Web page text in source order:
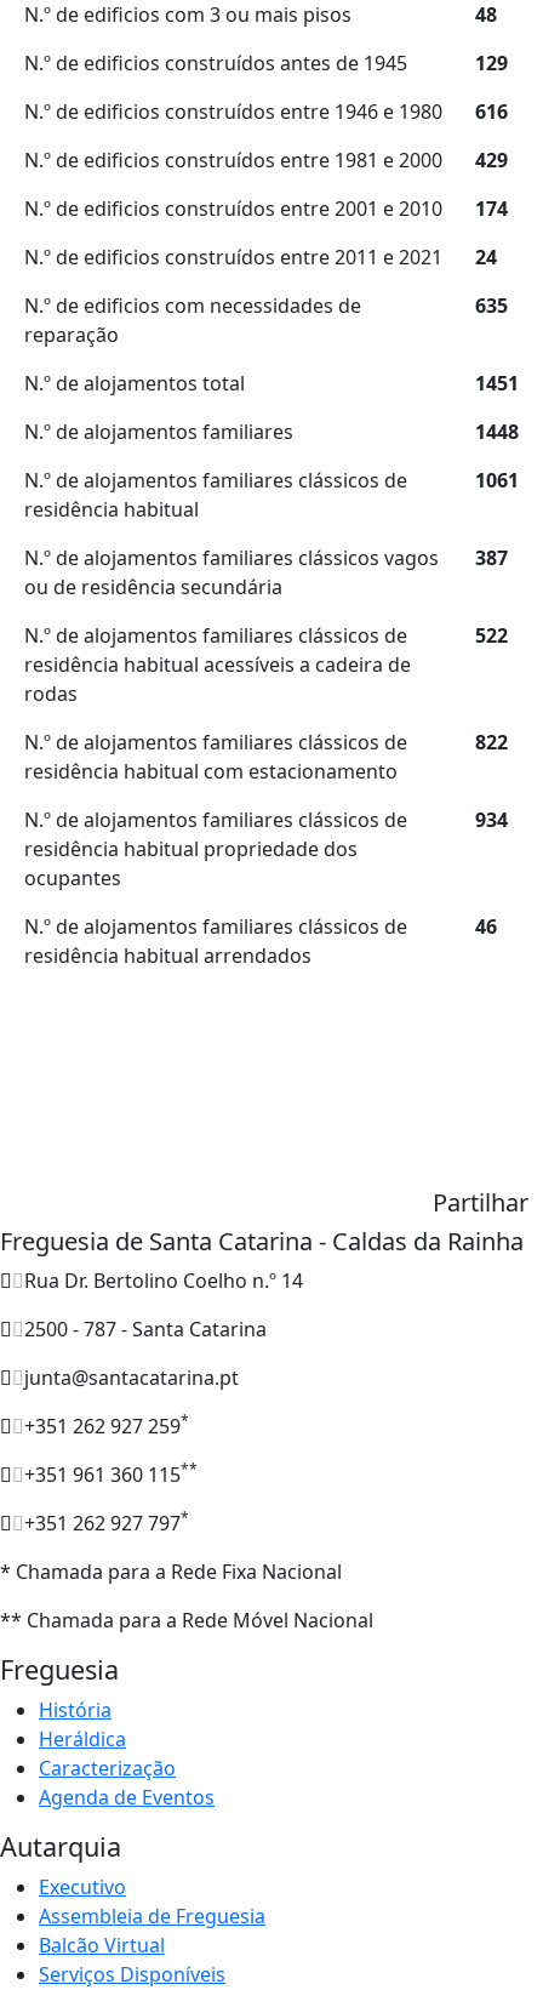
N.º de edificios com 3 ou mais pisos
48
N.º de edificios construídos antes de 1945
129
N.º de edificios construídos entre 1946 e 1980
616
N.º de edificios construídos entre 1981 e 2000
429
N.º de edificios construídos entre 2001 e 2010
174
N.º de edificios construídos entre 2011 e 2021
24
N.º de edificios com necessidades de
reparação
635
N.º de alojamentos total
1451
N.º de alojamentos familiares
1448
N.º de alojamentos familiares clássicos de
residência habitual
1061
N.º de alojamentos familiares clássicos vagos
ou de residência secundária
387
N.º de alojamentos familiares clássicos de
residência habitual acessíveis a cadeira de
rodas
522
N.º de alojamentos familiares clássicos de
residência habitual com estacionamento
822
N.º de alojamentos familiares clássicos de
residência habitual propriedade dos
ocupantes
934
N.º de alojamentos familiares clássicos de
residência habitual arrendados
46
Partilhar
Freguesia de Santa Catarina - Caldas da Rainha
Rua Dr. Bertolino Coelho n.º 14
2500 - 787 - Santa Catarina
junta@santacatarina.pt
+351 262 927 259*
+351 961 360 115**
+351 262 927 797*
* Chamada para a Rede Fixa Nacional
** Chamada para a Rede Móvel Nacional
Freguesia
História
Heráldica
Caracterização
Agenda de Eventos
Autarquia
Executivo
Assembleia de Freguesia
Balcão Virtual
Serviços Disponíveis